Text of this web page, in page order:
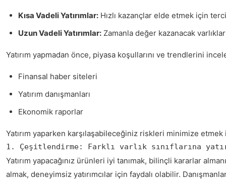
Kısa Vadeli Yatırımlar: Hızlı kazançlar elde etmek için
Uzun Vadeli Yatırımlar: Zamanla değer kazanacak
Yatırım yapmadan önce, piyasa koşullarını ve trendlerini
Finansal haber siteleri
Yatırım danışmanları
Ekonomik raporlar
Yatırım yaparken karşılaşabileceğiniz riskleri minimize
1. Çeşitlendirme: Farklı varlık sınıflarına
Yatırım yapacağınız ürünleri iyi tanımak, bilinçli kararlar
almak, deneyimsiz yatırımcılar için faydalı olabilir.